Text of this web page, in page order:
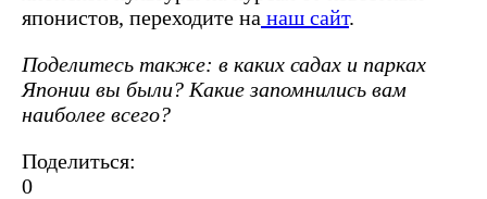
японистов, переходите на наш сайт.
Поделитесь также: в каких садах и парках
Японии вы были? Какие запомнились вам
наиболее всего?
Поделиться:
0